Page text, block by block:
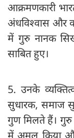
आक्रमणकारी
अंधविश्वास और
में गुरु नानक
साबित हुए।
5. उनके
सुधारक, समाज
गुण मिलते हैं।